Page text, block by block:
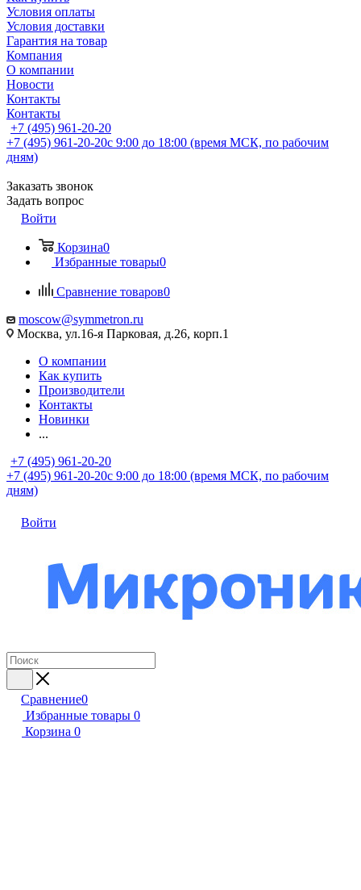
Условия оплаты
Условия доставки
Гарантия на товар
Компания
О компании
Новости
Контакты
Контакты
+7 (495) 961-20-20
+7 (495) 961-20-20с 9:00 до 18:00 (время МСК, по рабочим
дням)
Заказать звонок
Задать вопрос
Войти
Корзина0
Избранные товары0
Сравнение товаров0
moscow@symmetron.ru
Москва, ул.16-я Парковая, д.26, корп.1
О компании
Как купить
Производители
Контакты
Новинки
...
+7 (495) 961-20-20
+7 (495) 961-20-20с 9:00 до 18:00 (время МСК, по рабочим
дням)
Войти
Сравнение0
Избранные товары 0
Корзина 0